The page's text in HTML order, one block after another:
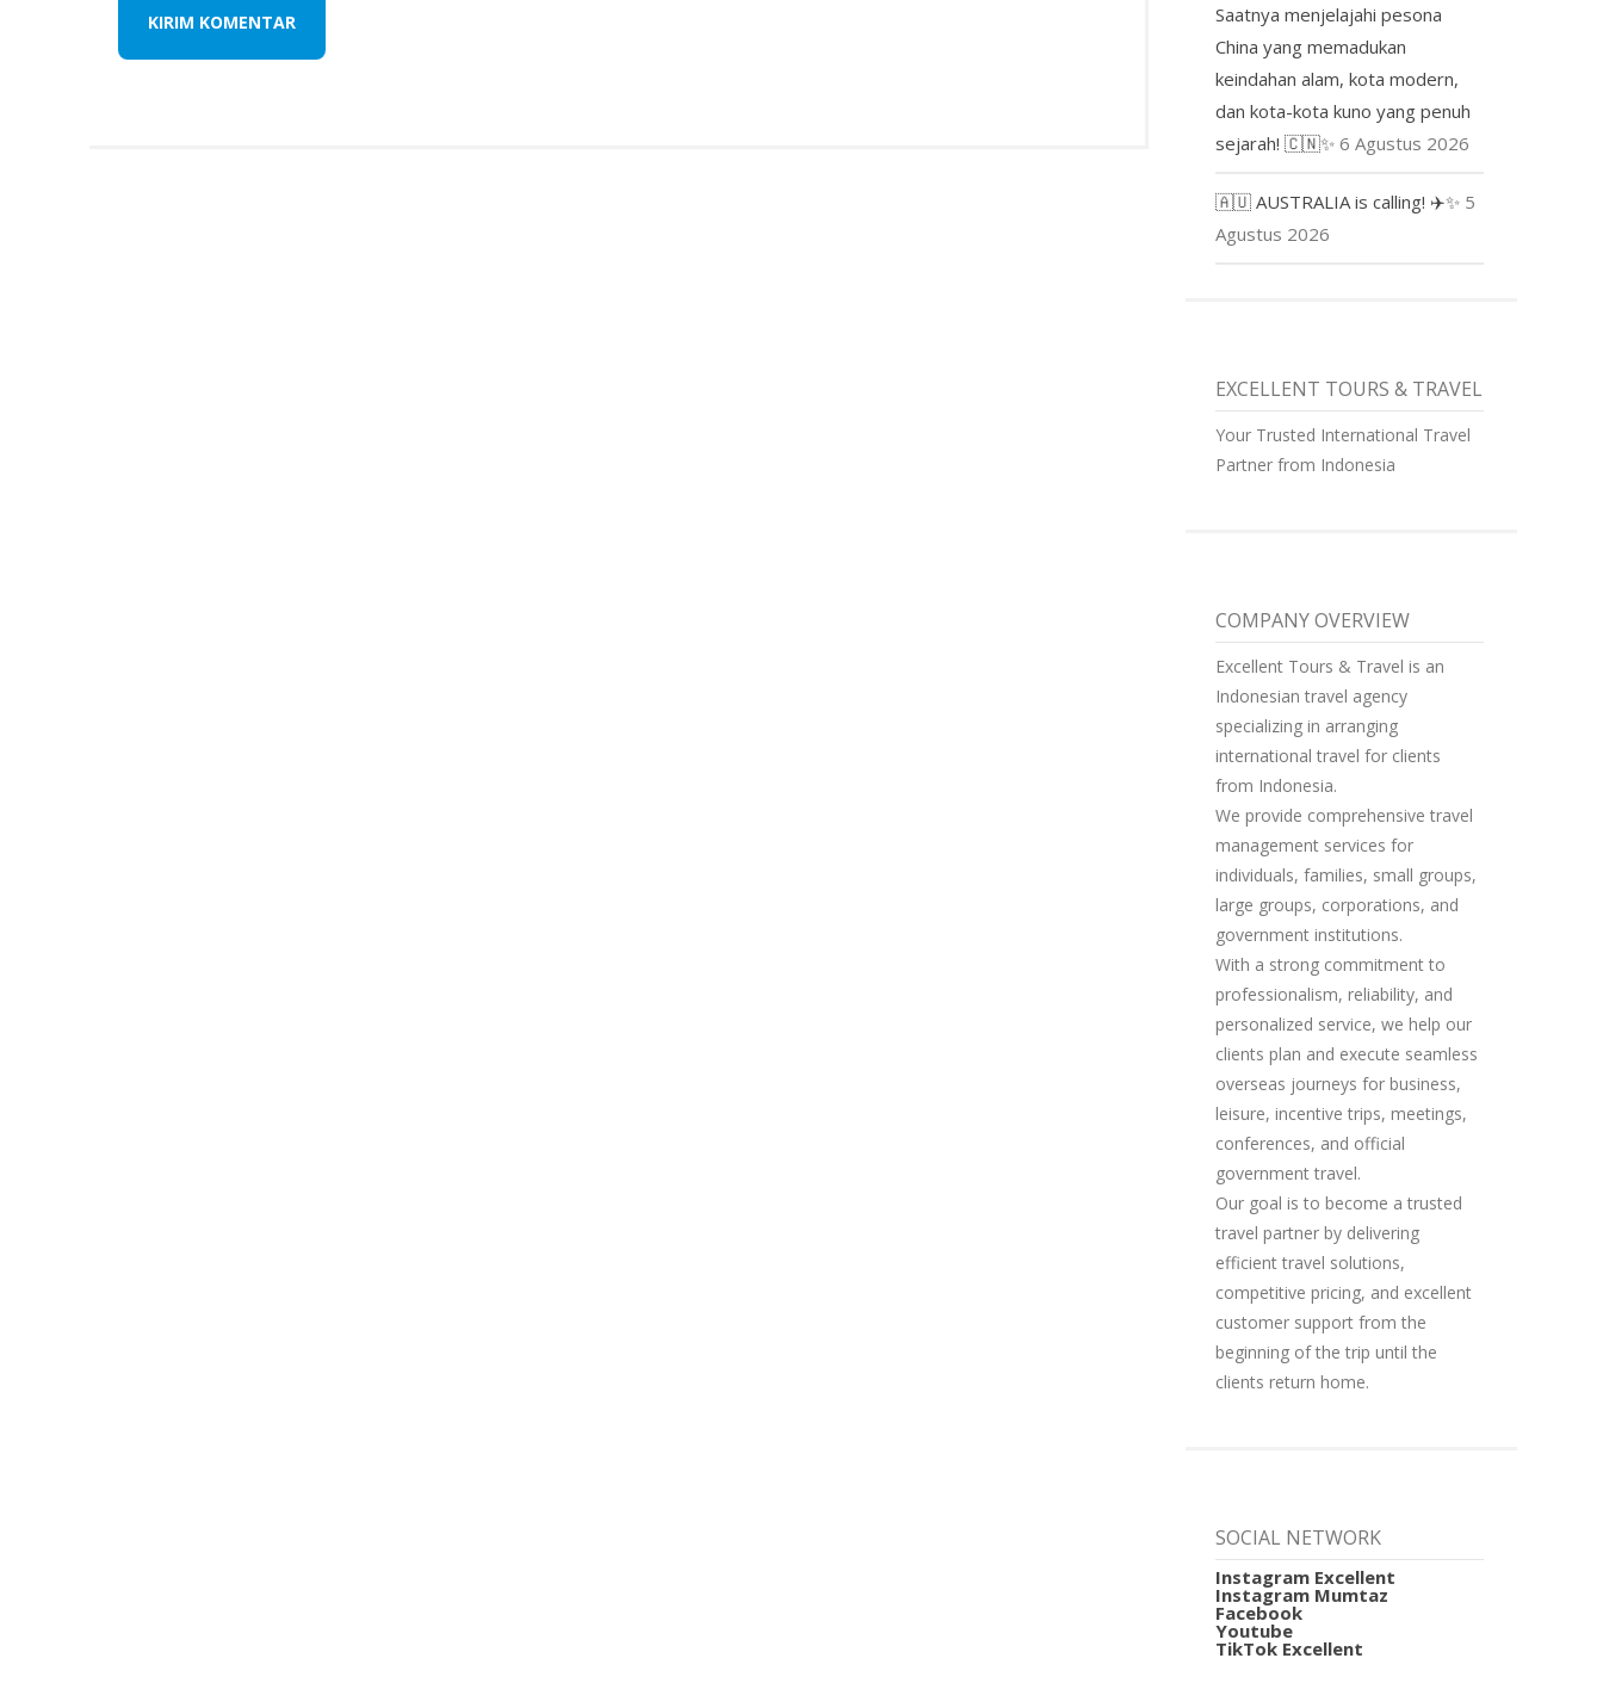
Saatnya menjelajahi pesona
China yang memadukan
keindahan alam, kota modern,
dan kota-kota kuno yang penuh
sejarah! 🇨🇳✨ 6 Agustus 2026
🇦🇺 AUSTRALIA is calling! ✈️✨ 5
Agustus 2026
EXCELLENT TOURS & TRAVEL
Your Trusted International Travel
Partner from Indonesia
COMPANY OVERVIEW
Excellent Tours & Travel is an
Indonesian travel agency
specializing in arranging
international travel for clients
from Indonesia.
We provide comprehensive travel
management services for
individuals, families, small groups,
large groups, corporations, and
government institutions.
With a strong commitment to
professionalism, reliability, and
personalized service, we help our
clients plan and execute seamless
overseas journeys for business,
leisure, incentive trips, meetings,
conferences, and official
government travel.
Our goal is to become a trusted
travel partner by delivering
efficient travel solutions,
competitive pricing, and excellent
customer support from the
beginning of the trip until the
clients return home.
SOCIAL NETWORK
Instagram Excellent
Instagram Mumtaz
Facebook
Youtube
TikTok Excellent